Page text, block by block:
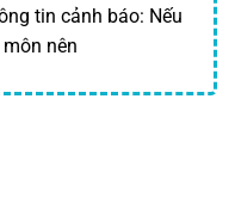
tin cảnh báo: Nếu
nên